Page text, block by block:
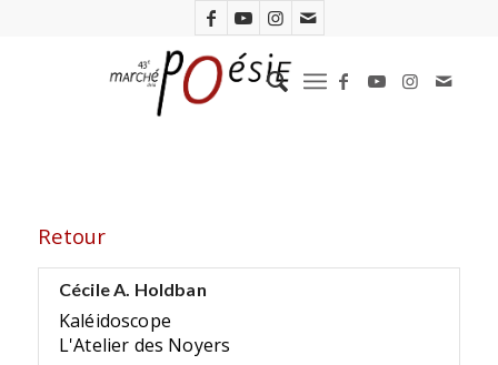
Retour
Cécile A. Holdban
Kaléidoscope
L'Atelier des Noyers